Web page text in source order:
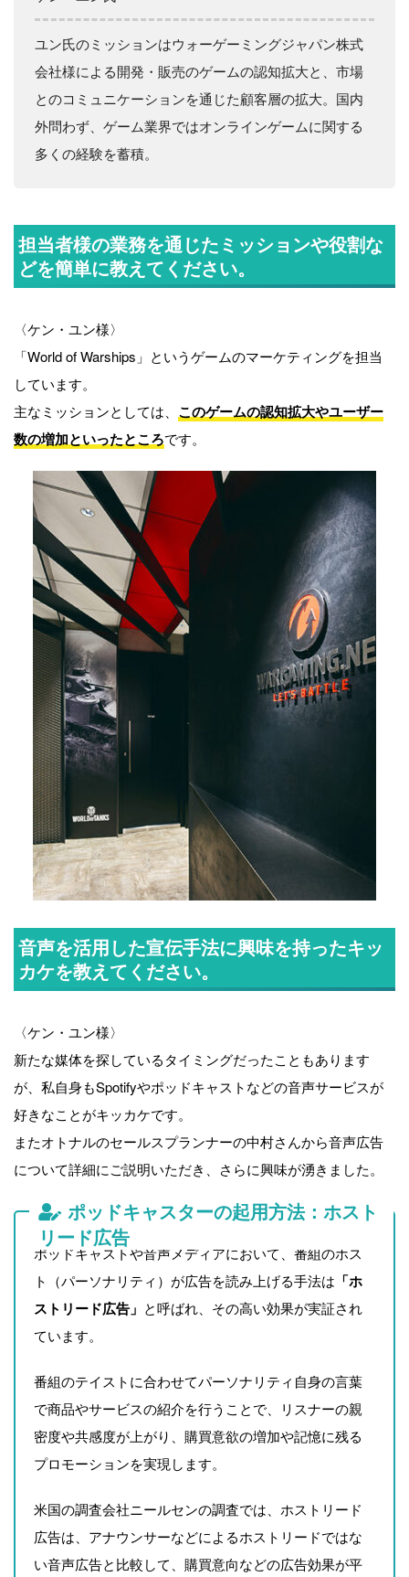
ユン氏のミッションはウォーゲーミングジャパン株式
会社様による開発・販売のゲームの認知拡大と、市場
とのコミュニケーションを通じた顧客層の拡大。国内
外問わず、ゲーム業界ではオンラインゲームに関する
多くの経験を蓄積。
担当者様の業務を通じたミッションや役割な
どを簡単に教えてください。
〈ケン・ユン様〉
「World of Warships」というゲームのマーケティングを担当
しています。
主なミッションとしては、 このゲームの認知拡大やユーザー
数の増加といったところです。
音声を活用した宣伝手法に興味を持ったキッ
カケを教えてください。
〈ケン・ユン様〉
新たな媒体を探しているタイミングだったこともあります
が、私自身もSpotifyやポッドキャストなどの音声サービスが
好きなことがキッカケです。
またオトナルのセールスプランナーの中村さんから音声広告
について詳細にご説明いただき、さらに興味が湧きました。
ポッドキャスターの起用方法：ホスト
リード広告
ポッドキャストや音声メディアにおいて、番組のホス
ト（パーソナリティ）が広告を読み上げる手法は 「ホ
ストリード広告」 と呼ばれ、その高い効果が実証され
ています。
番組のテイストに合わせてパーソナリティ自身の言葉
で商品やサービスの紹介を行うことで、リスナーの親
密度や共感度が上がり、購買意欲の増加や記憶に残る
プロモーションを実現します。
米国の調査会社ニールセンの調査では、ホストリード
広告は、アナウンサーなどによるホストリードではな
い音声広告と比較して、購買意向などの広告効果が平